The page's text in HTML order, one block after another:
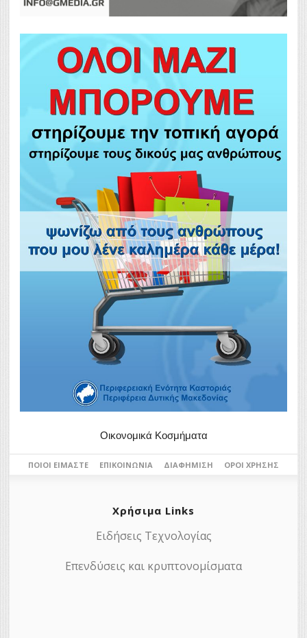
Οικονομικά Κοσμήματα
ΠΟΙΟΙ ΕΊΜΑΣΤΕ ΕΠΙΚΟΙΝΩΝΊΑ ΔΙΑΦΉΜΙΣΗ ΌΡΟΙ ΧΡΉΣΗΣ
Χρήσιμα Links
Ειδήσεις Τεχνολογίας
Επενδύσεις και κρυπτονομίσματα